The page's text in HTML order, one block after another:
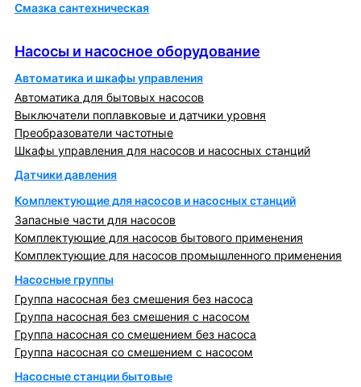
Смазка сантехническая
Насосы и насосное оборудование
Автоматика и шкафы управления
Автоматика для бытовых насосов
Выключатели поплавковые и датчики уровня
Преобразователи частотные
Шкафы управления для насосов и насосных станций
Датчики давления
Комплектующие для насосов и насосных станций
Запасные части для насосов
Комплектующие для насосов бытового применения
Комплектующие для насосов промышленного применения
Насосные группы
Группа насосная без смешения без насоса
Группа насосная без смешения с насосом
Группа насосная со смешением без насоса
Группа насосная со смешением с насосом
Насосные станции бытовые